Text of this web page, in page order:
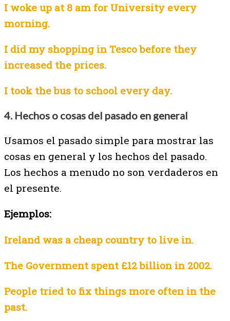
I woke up at 8 am for University every
morning.
I did my shopping in Tesco before they
increased the prices.
I took the bus to school every day.
4. Hechos o cosas del pasado en general
Usamos el pasado simple para mostrar las
cosas en general y los hechos del pasado.
Los hechos a menudo no son verdaderos en
el presente.
Ejemplos:
Ireland was a cheap country to live in.
The Government spent £12 billion in 2002.
People tried to fix things more often in the
past.